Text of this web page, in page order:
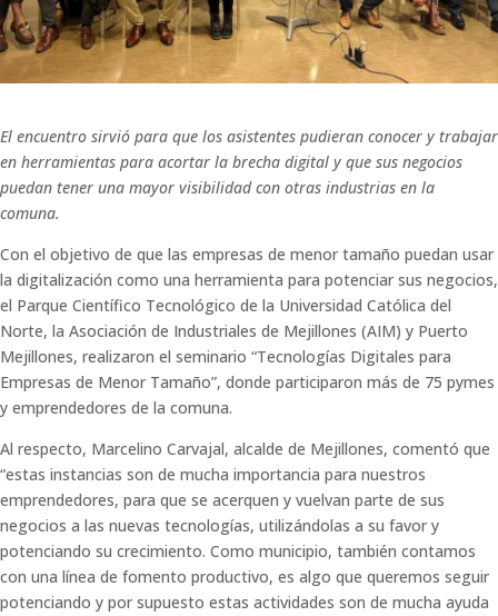
El encuentro sirvió para que los asistentes pudieran conocer y trabajar
en herramientas para acortar la brecha digital y que sus negocios
puedan tener una mayor visibilidad con otras industrias en la
comuna.
Con el objetivo de que las empresas de menor tamaño puedan usar
la digitalización como una herramienta para potenciar sus negocios,
el Parque Científico Tecnológico de la Universidad Católica del
Norte, la Asociación de Industriales de Mejillones (AIM) y Puerto
Mejillones, realizaron el seminario “Tecnologías Digitales para
Empresas de Menor Tamaño”, donde participaron más de 75 pymes
y emprendedores de la comuna.
Al respecto, Marcelino Carvajal, alcalde de Mejillones, comentó que
“estas instancias son de mucha importancia para nuestros
emprendedores, para que se acerquen y vuelvan parte de sus
negocios a las nuevas tecnologías, utilizándolas a su favor y
potenciando su crecimiento. Como municipio, también contamos
con una línea de fomento productivo, es algo que queremos seguir
potenciando y por supuesto estas actividades son de mucha ayuda